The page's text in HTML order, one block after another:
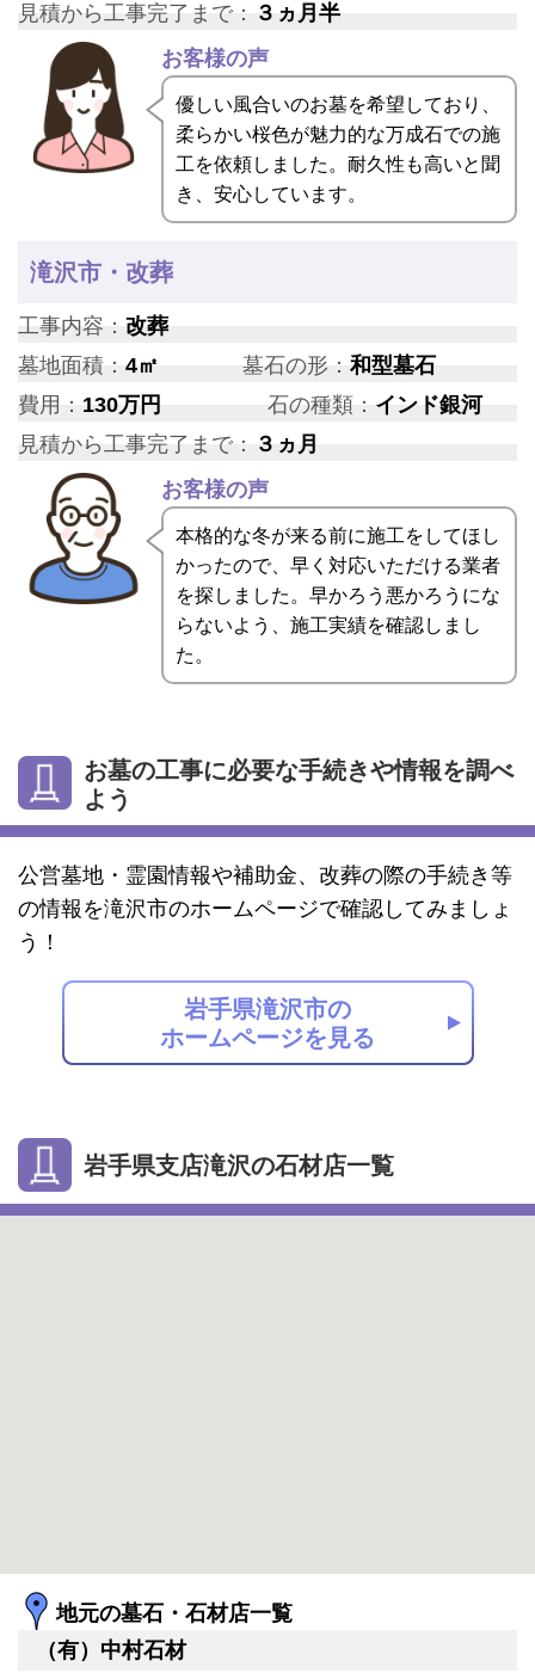
見積から工事完了まで： ３ヵ月半
お客様の声
優しい風合いのお墓を希望しており、
柔らかい桜色が魅力的な万成石での施
工を依頼しました。耐久性も高いと聞
き、安心しています。
滝沢市・改葬
工事内容： 改葬
墓地面積： 4㎡ 墓石の形：和型墓石
費用： 130万円 石の種類： インド銀河
見積から工事完了まで： ３ヵ月
お客様の声
本格的な冬が来る前に施工をしてほし
かったので、早く対応いただける業者
を探しました。早かろう悪かろうにな
らないよう、施工実績を確認しまし
た。
お墓の工事に必要な手続きや情報を調べ
よう
公営墓地・霊園情報や補助金、改葬の際の手続き等
の情報を滝沢市のホームページで確認してみましょ
う！
岩手県滝沢市の
ホームページを見る
岩手県支店滝沢の石材店一覧
地元の墓石・石材店一覧
（有）中村石材